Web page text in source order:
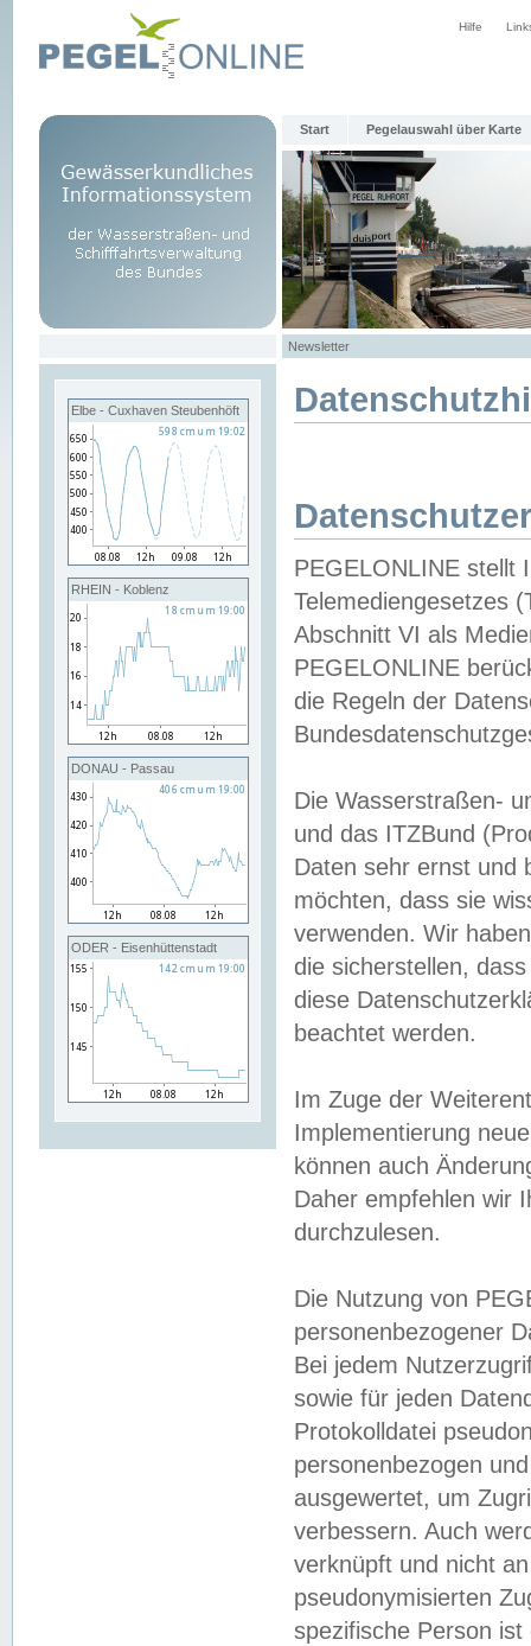
Hilfe
Start Pegelauswahl über Karte
Newsletter
Elbe - Cuxhaven Steubenhöft
RHEIN - Koblenz
DONAU - Passau
ODER - Eisenhüttenstadt
PEGELONLINE stellt
Telemediengesetzes
Abschnitt VI als
PEGELONLINE
die Regeln der
Die Wasserstraßen-
und das ITZBund
Daten sehr ernst und
möchten, dass sie
verwenden. Wir
die sicherstellen,
diese
beachtet werden.
Im Zuge der
Implementierung
können auch
Daher empfehlen wir
durchzulesen.
Die Nutzung von
personenbezogener
Bei jedem
sowie für jeden
Protokolldatei
personenbezogen
ausgewertet, um
verbessern. Auch
verknüpft und nicht
pseudonymisierten
spezifische Person